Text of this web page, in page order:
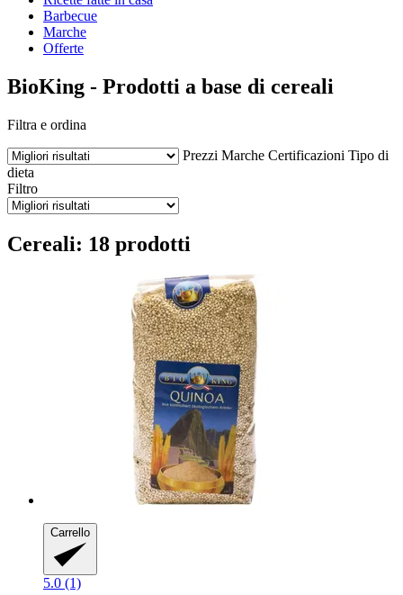
Barbecue
Marche
Offerte
BioKing - Prodotti a base di cereali
Filtra e ordina
Prezzi Marche Certificazioni Tipo di
dieta
Filtro
Cereali: 18 prodotti
Carrello
5.0 (1)